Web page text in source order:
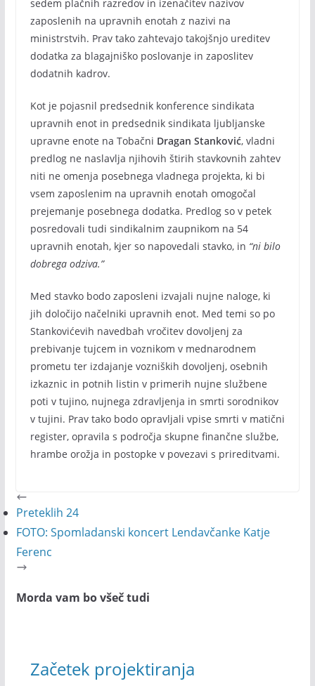
sedem plačnih razredov in izenačitev nazivov
zaposlenih na upravnih enotah z nazivi na
ministrstvih. Prav tako zahtevajo takojšnjo ureditev
dodatka za blagajniško poslovanje in zaposlitev
dodatnih kadrov.
Kot je pojasnil predsednik konference sindikata
upravnih enot in predsednik sindikata ljubljanske
upravne enote na Tobačni Dragan Stanković, vladni
predlog ne naslavlja njihovih štirih stavkovnih zahtev
niti ne omenja posebnega vladnega projekta, ki bi
vsem zaposlenim na upravnih enotah omogočal
prejemanje posebnega dodatka. Predlog so v petek
posredovali tudi sindikalnim zaupnikom na 54
upravnih enotah, kjer so napovedali stavko, in “ni bilo
dobrega odziva.”
Med stavko bodo zaposleni izvajali nujne naloge, ki
jih določijo načelniki upravnih enot. Med temi so po
Stankovićevih navedbah vročitev dovoljenj za
prebivanje tujcem in voznikom v mednarodnem
prometu ter izdajanje vozniških dovoljenj, osebnih
izkaznic in potnih listin v primerih nujne službene
poti v tujino, nujnega zdravljenja in smrti sorodnikov
v tujini. Prav tako bodo opravljali vpise smrti v matični
register, opravila s področja skupne finančne službe,
hrambe orožja in postopke v povezavi s prireditvami.
Preteklih 24
FOTO: Spomladanski koncert Lendavčanke Katje
Ferenc
Morda vam bo všeč tudi
Začetek projektiranja